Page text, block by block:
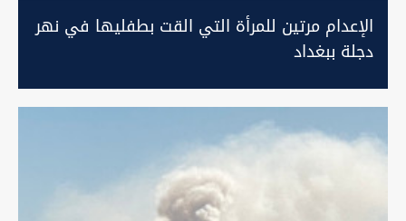
الإعدام مرتين للمرأة التي القت بطفليها في نهر
دجلة ببغداد